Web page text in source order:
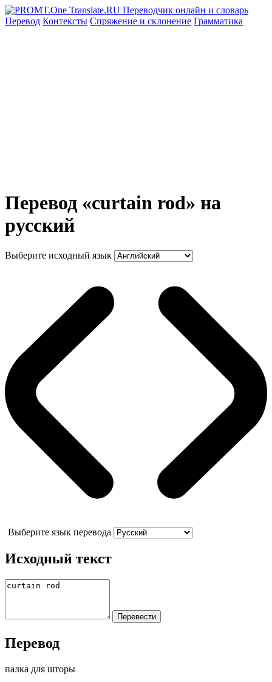
Перевод Контексты Спряжение и склонение Грамматика
Перевод «curtain rod» на
русский
Выберите исходный язык
Выберите язык перевода
Исходный текст
Перевод
палка для шторы